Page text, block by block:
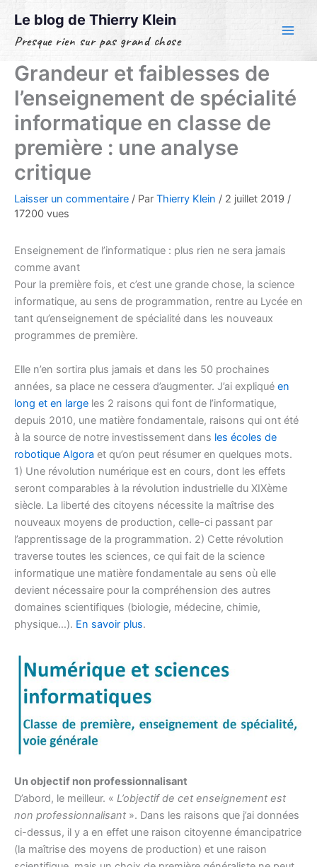
contenu
Le blog de Thierry Klein
Presque rien sur pas grand chose
Grandeur et faiblesses de
l’enseignement de spécialité
informatique en classe de
première : une analyse
critique
Laisser un commentaire / Par Thierry Klein / 2 juillet 2019 /
17200 vues
Enseignement de l’informatique : plus rien ne sera jamais
comme avant
Pour la première fois, et c’est une grande chose, la science
informatique, au sens de programmation, rentre au Lycée en
tant qu’enseignement de spécialité dans les nouveaux
programmes de première.
Elle n’en sortira plus jamais et dans les 50 prochaines
années, sa place ne cessera d’augmenter. J’ai expliqué en
long et en large les 2 raisons qui font de l’informatique,
depuis 2010, une matière fondamentale, raisons qui ont été
à la source de notre investissement dans les écoles de
robotique Algora et qu’on peut résumer en quelques mots.
1) Une révolution numérique est en cours, dont les effets
seront comparables à la révolution industrielle du XIXème
siècle. La liberté des citoyens nécessite la maîtrise des
nouveaux moyens de production, celle-ci passant par
l’apprentissage de la programmation. 2) Cette révolution
traverse toutes les sciences, ce qui fait de la science
informatique une matière fondamentale au sens où elle
devient nécessaire pour la compréhension des autres
domaines scientifiques (biologie, médecine, chimie,
physique…). En savoir plus.
Un objectif non professionnalisant
D’abord, le meilleur. « L’objectif de cet enseignement est
non professionnalisant ». Dans les raisons que j’ai données
ci-dessus, il y a en effet une raison citoyenne émancipatrice
(la maîtrise des moyens de production) et une raison